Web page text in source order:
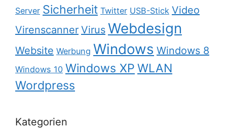
Server Sicherheit Twitter USB-Stick Video
Virenscanner Virus Webdesign
Website Werbung Windows Windows 8
Windows 10 Windows XP WLAN
Wordpress
Kategorien